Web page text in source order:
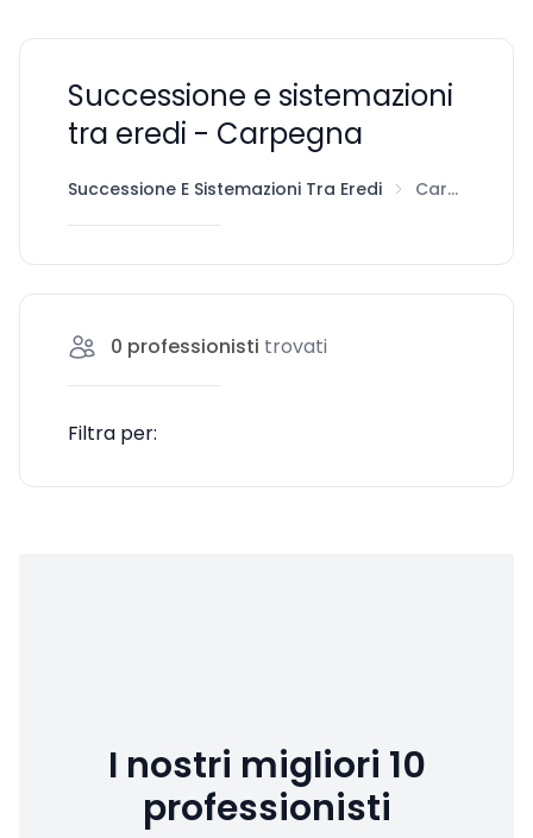
Successione e sistemazioni
tra eredi - Carpegna
Successione E Sistemazioni Tra Eredi Carpegna
0 professionisti trovati
Filtra per:
I nostri migliori 10
professionisti